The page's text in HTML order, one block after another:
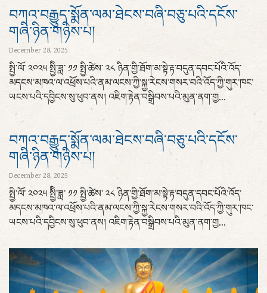
བཀའ་བརྒྱུད་སྨོན་ལམ་ཐེངས་བཞི་བཅུ་པའི་དངོས་
གཞི་ཉིན་གཉིས་པ།
December 28, 2025
སྤྱི་ལོ་ ༢༠༢༥ སྤྱིི་ཟླ་ ༡༡ སྤྱི་ཚེས་ ༢༨ ཉིན་གྱི་ཐོག་མ་སྟེ་རྟ་བདུན་དབང་པོའི་འོད་
མདངས་མཁའ་ལ་འཕྲོས་པའི་ནམ་ལངས་ཀྱི་སྐྱ་རེངས་གསར་བའི་འོད་ཀྱི་གུར་ཁང་
ཡངས་པའི་དབྱིངས་སུ་ཕུབ་ནས། འཇིག་རྟེན་བསྒྲིབས་པའི་མུན་ནག་གྱ...
བཀའ་བརྒྱུད་སྨོན་ལམ་ཐེངས་བཞི་བཅུ་པའི་དངོས་
གཞི་ཉིན་གཉིས་པ།
December 28, 2025
སྤྱི་ལོ་ ༢༠༢༥ སྤྱིི་ཟླ་ ༡༡ སྤྱི་ཚེས་ ༢༨ ཉིན་གྱི་ཐོག་མ་སྟེ་རྟ་བདུན་དབང་པོའི་འོད་
མདངས་མཁའ་ལ་འཕྲོས་པའི་ནམ་ལངས་ཀྱི་སྐྱ་རེངས་གསར་བའི་འོད་ཀྱི་གུར་ཁང་
ཡངས་པའི་དབྱིངས་སུ་ཕུབ་ནས། འཇིག་རྟེན་བསྒྲིབས་པའི་མུན་ནག་གྱ...